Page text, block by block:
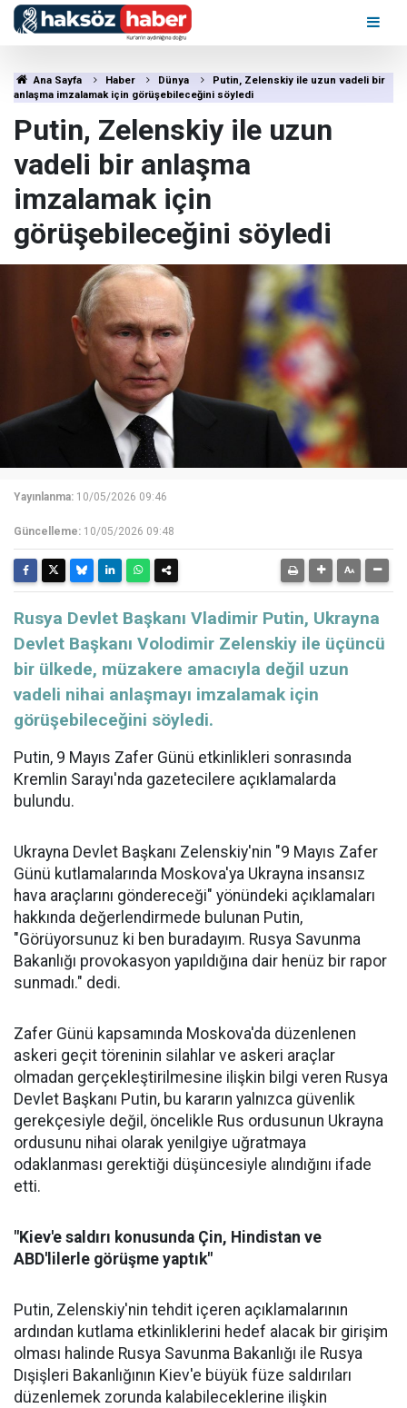
Ana Sayfa Haber Dünya
Putin, Zelenskiy ile uzun vadeli bir
anlaşma imzalamak için görüşebileceğini söyledi
Putin, Zelenskiy ile uzun
vadeli bir anlaşma
imzalamak için
görüşebileceğini söyledi
Yayınlanma: 10/05/2026 09:46
Güncelleme: 10/05/2026 09:48
Rusya Devlet Başkanı Vladimir Putin, Ukrayna
Devlet Başkanı Volodimir Zelenskiy ile üçüncü
bir ülkede, müzakere amacıyla değil uzun
vadeli nihai anlaşmayı imzalamak için
görüşebileceğini söyledi.
Putin, 9 Mayıs Zafer Günü etkinlikleri sonrasında
Kremlin Sarayı'nda gazetecilere açıklamalarda
bulundu.
Ukrayna Devlet Başkanı Zelenskiy'nin "9 Mayıs Zafer
Günü kutlamalarında Moskova'ya Ukrayna insansız
hava araçlarını göndereceği" yönündeki açıklamaları
hakkında değerlendirmede bulunan Putin,
"Görüyorsunuz ki ben buradayım. Rusya Savunma
Bakanlığı provokasyon yapıldığına dair henüz bir rapor
sunmadı." dedi.
Zafer Günü kapsamında Moskova'da düzenlenen
askeri geçit töreninin silahlar ve askeri araçlar
olmadan gerçekleştirilmesine ilişkin bilgi veren Rusya
Devlet Başkanı Putin, bu kararın yalnızca güvenlik
gerekçesiyle değil, öncelikle Rus ordusunun Ukrayna
ordusunu nihai olarak yenilgiye uğratmaya
odaklanması gerektiği düşüncesiyle alındığını ifade
etti.
"Kiev'e saldırı konusunda Çin, Hindistan ve
ABD'lilerle görüşme yaptık"
Putin, Zelenskiy'nin tehdit içeren açıklamalarının
ardından kutlama etkinliklerini hedef alacak bir girişim
olması halinde Rusya Savunma Bakanlığı ile Rusya
Dışişleri Bakanlığının Kiev'e büyük füze saldırıları
düzenlemek zorunda kalabileceklerine ilişkin